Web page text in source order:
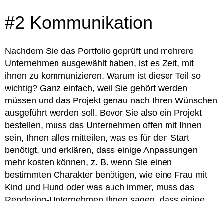
#2 Kommunikation
Nachdem Sie das Portfolio geprüft und mehrere
Unternehmen ausgewählt haben, ist es Zeit, mit
ihnen zu kommunizieren. Warum ist dieser Teil so
wichtig? Ganz einfach, weil Sie gehört werden
müssen und das Projekt genau nach Ihren Wünschen
ausgeführt werden soll. Bevor Sie also ein Projekt
bestellen, muss das Unternehmen offen mit Ihnen
sein, Ihnen alles mitteilen, was es für den Start
benötigt, und erklären, dass einige Anpassungen
mehr kosten können, z. B. wenn Sie einen
bestimmten Charakter benötigen, wie eine Frau mit
Kind und Hund oder was auch immer, muss das